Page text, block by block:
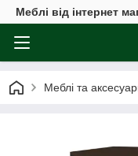
Меблі від інтернет
Меблі та